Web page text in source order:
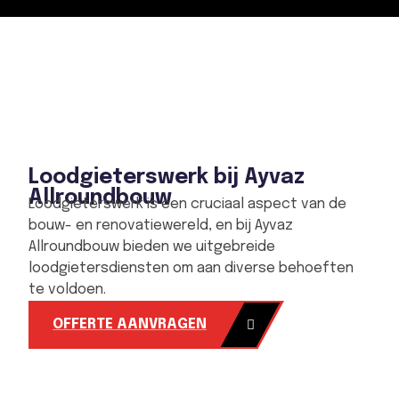
Loodgieterswerk bij Ayvaz
Allroundbouw
Loodgieterswerk is een cruciaal aspect van de
bouw- en renovatiewereld, en bij Ayvaz
Allroundbouw bieden we uitgebreide
loodgietersdiensten om aan diverse behoeften
te voldoen.
OFFERTE AANVRAGEN